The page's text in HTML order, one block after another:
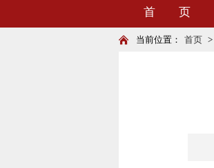
首 页
当前位置： 首页 >